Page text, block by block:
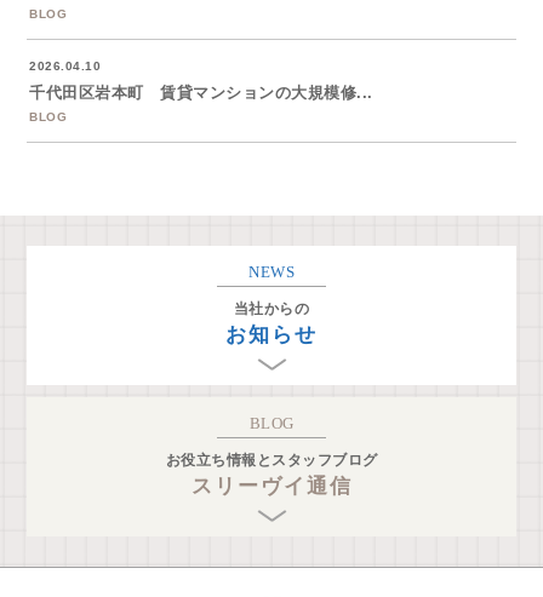
BLOG
2026.04.10
千代田区岩本町 賃貸マンションの大規模修...
BLOG
NEWS
当社からの
お知らせ
BLOG
お役立ち情報とスタッフブログ
スリーヴイ通信